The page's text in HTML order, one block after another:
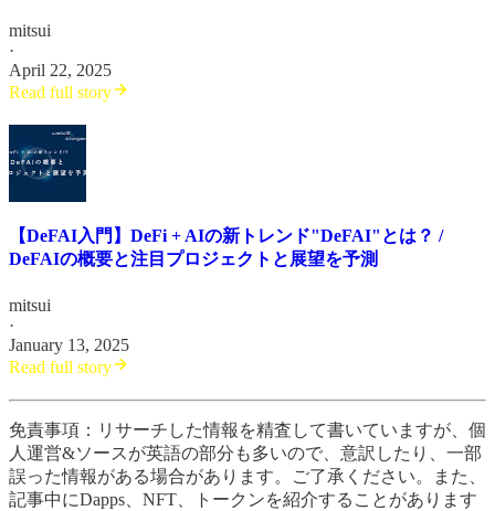
mitsui
·
April 22, 2025
Read full story
【DeFAI入門】DeFi + AIの新トレンド"DeFAI"とは？ /
DeFAIの概要と注目プロジェクトと展望を予測
mitsui
·
January 13, 2025
Read full story
免責事項：リサーチした情報を精査して書いていますが、個
人運営&ソースが英語の部分も多いので、意訳したり、一部
誤った情報がある場合があります。ご了承ください。また、
記事中にDapps、NFT、トークンを紹介することがあります